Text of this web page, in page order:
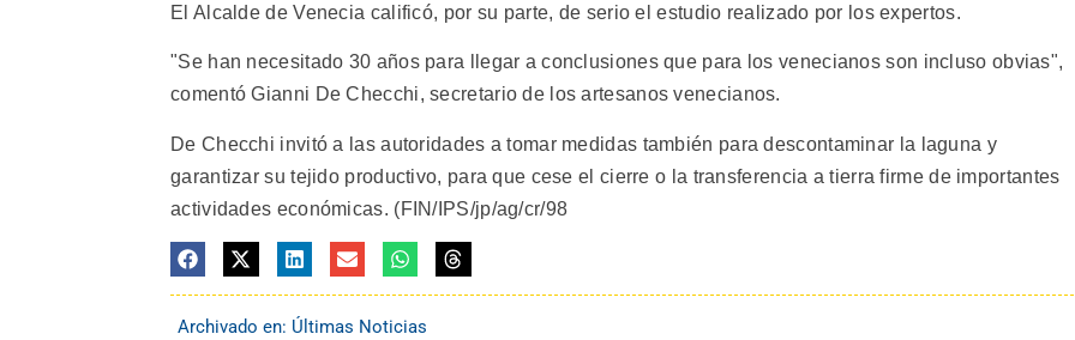
El Alcalde de Venecia calificó, por su parte, de serio el estudio realizado por los expertos.
"Se han necesitado 30 años para llegar a conclusiones que para los venecianos son incluso obvias",
comentó Gianni De Checchi, secretario de los artesanos venecianos.
De Checchi invitó a las autoridades a tomar medidas también para descontaminar la laguna y
garantizar su tejido productivo, para que cese el cierre o la transferencia a tierra firme de importantes
actividades económicas. (FIN/IPS/jp/ag/cr/98
Archivado en: Últimas Noticias